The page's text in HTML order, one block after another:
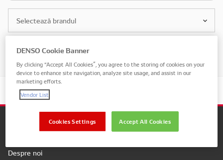
Selectează brandul
Selectează modelul
Companie
Despre noi
DENSO Cookie Banner
By clicking “Accept All Cookies”, you agree to the storing of cookies on your
device to enhance site navigation, analyze site usage, and assist in our
marketing efforts.
Vendor List
Accept All Cookies
Cookies Settings